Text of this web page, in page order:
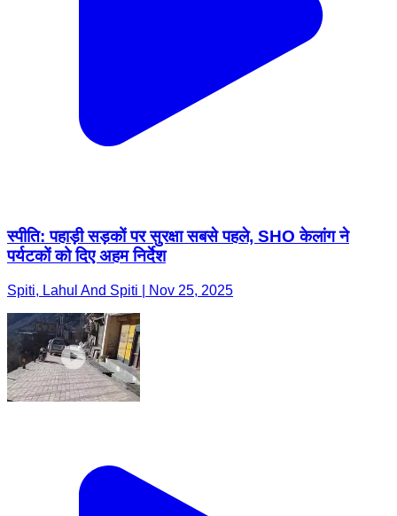
स्पीति: पहाड़ी सड़कों पर सुरक्षा सबसे पहले, SHO केलांग ने
पर्यटकों को दिए अहम निर्देश
Spiti, Lahul And Spiti | Nov 25, 2025